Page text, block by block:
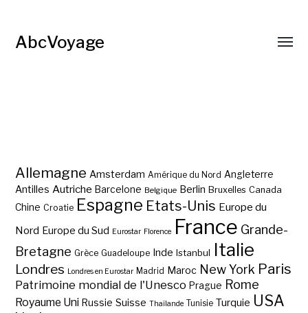
AbcVoyage
Allemagne Amsterdam Amérique du Nord Angleterre
Antilles Autriche Barcelone Belgique Berlin Bruxelles Canada
Chine Croatie Espagne Etats-Unis Europe du
Nord Europe du Sud Eurostar Florence France Grande-
Bretagne Grèce Guadeloupe Inde Istanbul Italie
Londres Londres en Eurostar Madrid Maroc New York Paris
Patrimoine mondial de l'Unesco Prague Rome
Royaume Uni Russie Suisse Thaïlande Tunisie Turquie USA